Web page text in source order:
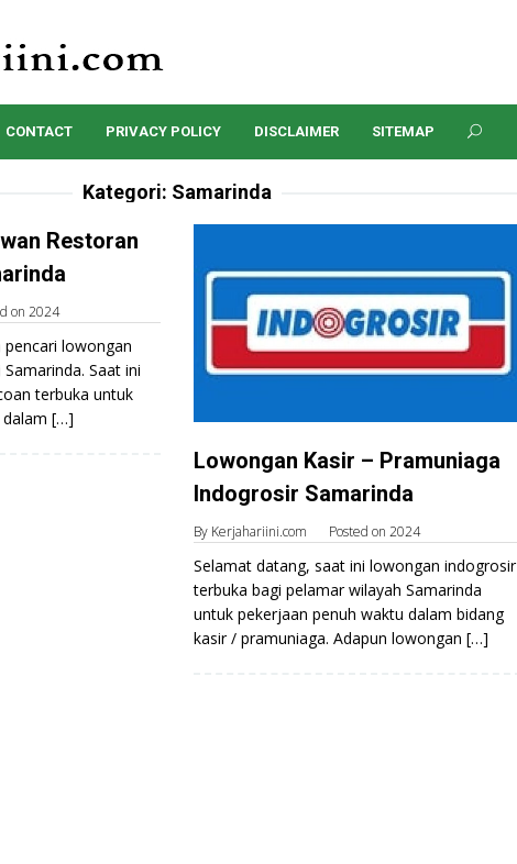
CONTACT PRIVACY POLICY DISCLAIMER SITEMAP
Kategori: Samarinda
Restoran
on 2024
lowongan
Saat ini
terbuka untuk
dalam […]
Lowongan Kasir – Pramuniaga
Indogrosir Samarinda
By Kerjahariini.com Posted on 2024
Selamat datang, saat ini lowongan indogrosir
terbuka bagi pelamar wilayah Samarinda
untuk pekerjaan penuh waktu dalam bidang
kasir / pramuniaga. Adapun lowongan […]